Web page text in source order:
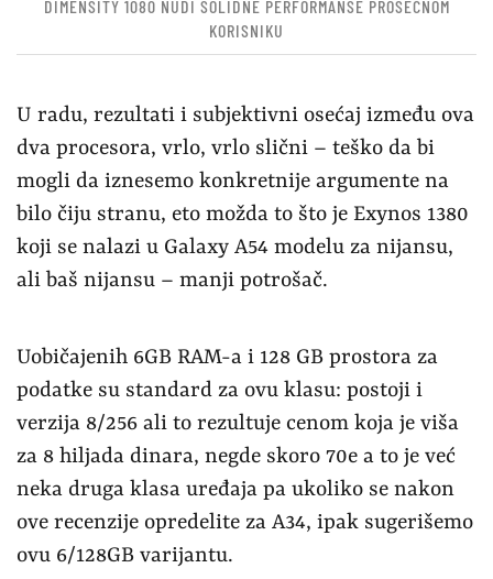
DIMENSITY 1080 NUDI SOLIDNE PERFORMANSE PROSEČNOM
KORISNIKU
U radu, rezultati i subjektivni osećaj između ova
dva procesora, vrlo, vrlo slični – teško da bi
mogli da iznesemo konkretnije argumente na
bilo čiju stranu, eto možda to što je Exynos 1380
koji se nalazi u Galaxy A54 modelu za nijansu,
ali baš nijansu – manji potrošač.
Uobičajenih 6GB RAM-a i 128 GB prostora za
podatke su standard za ovu klasu: postoji i
verzija 8/256 ali to rezultuje cenom koja je viša
za 8 hiljada dinara, negde skoro 70e a to je već
neka druga klasa uređaja pa ukoliko se nakon
ove recenzije opredelite za A34, ipak sugerišemo
ovu 6/128GB varijantu.